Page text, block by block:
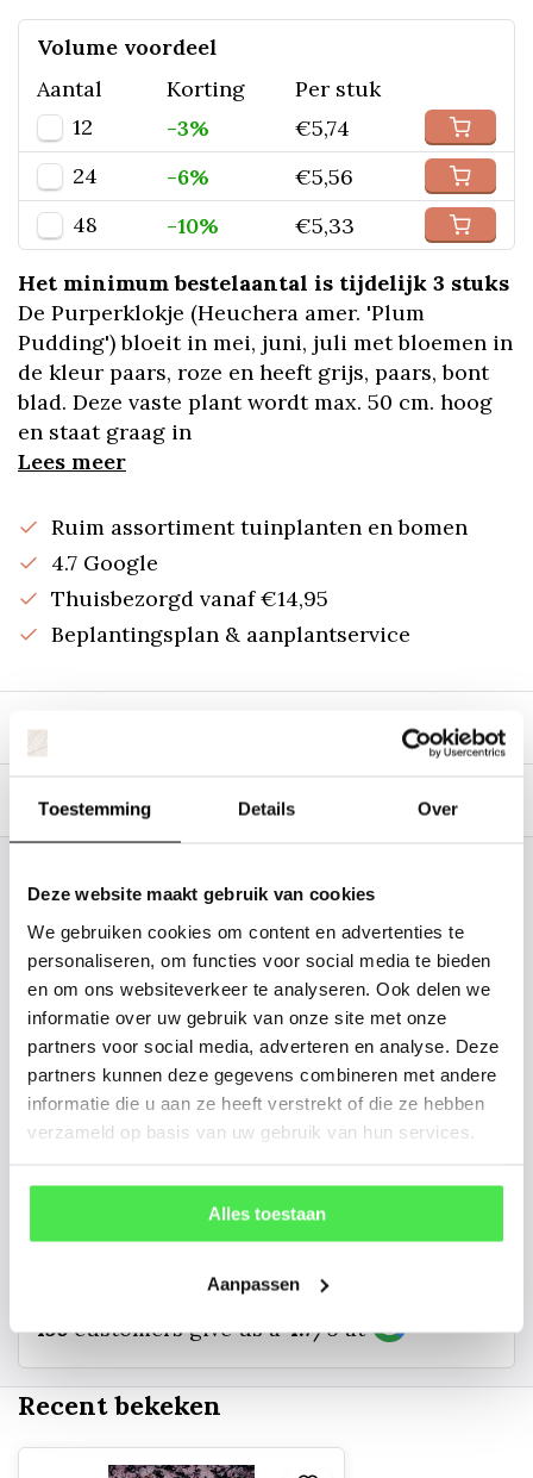
Toestemming Details Over
Deze website maakt gebruik van cookies
We gebruiken cookies om content en advertenties te
personaliseren, om functies voor social media te bieden
en om ons websiteverkeer te analyseren. Ook delen we
informatie over uw gebruik van onze site met onze
partners voor social media, adverteren en analyse. Deze
partners kunnen deze gegevens combineren met andere
informatie die u aan ze heeft verstrekt of die ze hebben
verzameld op basis van uw gebruik van hun services.
Alles toestaan
Aanpassen
Volume voordeel
Aantal
Korting
Per stuk
12
-3%
€5,74
24
-6%
€5,56
48
-10% €5,33
Het minimum bestelaantal is tijdelijk 3 stuks
De Purperklokje (Heuchera amer. 'Plum
Pudding') bloeit in mei, juni, juli met bloemen in
de kleur paars, roze en heeft grijs, paars, bont
blad. Deze vaste plant wordt max. 50 cm. hoog
en staat graag in
Lees meer
Ruim assortiment tuinplanten en bomen
4.7 Google
Thuisbezorgd vanaf €14,95
Beplantingsplan & aanplantservice
Beschrijving
Specificaties
Staat uw plantsoort of maat er niet
tussen? Laat het ons weten, dan
gaan we voor u kijken. Stuur ons
de plantnaam, hoogte, stamdikte en
vorm. Wilt u weten hoe uw plant of
boom er ongeveer eruit ziet? We
kunnen u een foto sturen.
06 45 601 508 (tijdelijk niet bereikbaar)
156 customers give us a 4.7/5 at
Recent bekeken